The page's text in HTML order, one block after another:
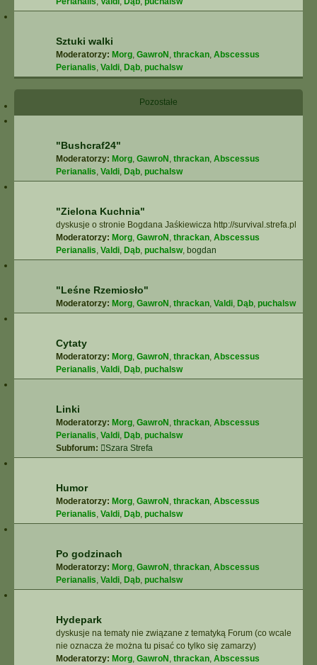
Sztuki walki
Moderatorzy: Morg, GawroN , thrackan, Abscessus
Perianalis, Valdi, Dąb, puchalsw
Pozostałe
"Bushcraf24"
Moderatorzy: Morg, GawroN , thrackan, Abscessus
Perianalis, Valdi, Dąb, puchalsw
"Zielona Kuchnia"
dyskusje o stronie Bogdana Jaśkiewicza http://survival.strefa.pl
Moderatorzy: Morg, GawroN , thrackan, Abscessus
Perianalis, Valdi, Dąb, puchalsw, bogdan
"Leśne Rzemiosło"
Moderatorzy: Morg, GawroN , thrackan, Valdi, Dąb, puchalsw
Cytaty
Moderatorzy: Morg, GawroN , thrackan, Abscessus
Perianalis, Valdi, Dąb, puchalsw
Linki
Moderatorzy: Morg, GawroN , thrackan, Abscessus
Perianalis, Valdi, Dąb, puchalsw
Subforum:
Szara Strefa
Humor
Moderatorzy: Morg, GawroN , thrackan, Abscessus
Perianalis, Valdi, Dąb, puchalsw
Po godzinach
Moderatorzy: Morg, GawroN , thrackan, Abscessus
Perianalis, Valdi, Dąb, puchalsw
Hydepark
dyskusje na tematy nie związane z tematyką Forum (co wcale
nie oznacza że można tu pisać co tylko się zamarzy)
Moderatorzy: Morg, GawroN , thrackan, Abscessus